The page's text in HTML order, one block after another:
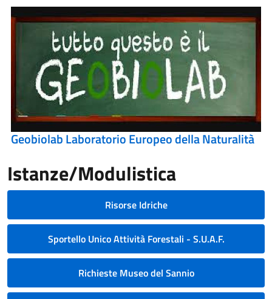
Geobiolab Laboratorio Europeo della Naturalità
Istanze/Modulistica
Risorse Idriche
Sportello Unico Attività Forestali - S.U.A.F.
Richieste Museo del Sannio